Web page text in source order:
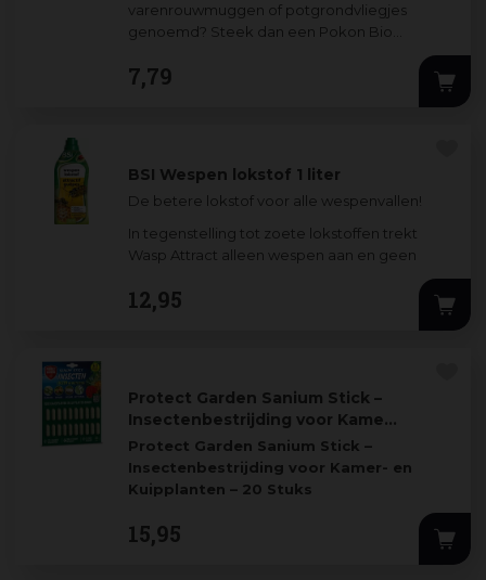
varenrouwmuggen of potgrondvliegjes
genoemd? Steek dan een Pokon Bio
potgrond. Ook geschikt
7,79
BSI Wespen lokstof 1 liter
De betere lokstof voor alle wespenvallen!
In tegenstelling tot zoete lokstoffen trekt
Wasp Attract alleen wespen aan en geen
12,95
Protect Garden Sanium Stick –
Insectenbestrijding voor Kame…
Protect Garden Sanium Stick –
Insectenbestrijding voor Kamer- en
Kuipplanten – 20 Stuks
15,95